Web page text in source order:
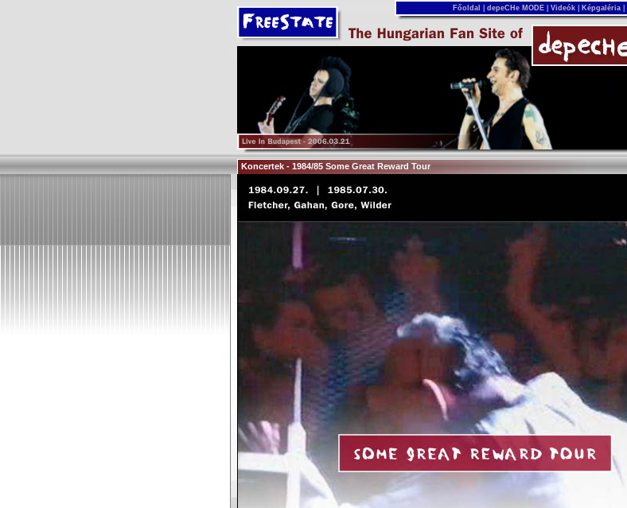
Főoldal depeCHe MODE Videók Képgaléria
Koncertek - 1984/85 Some Great Reward Tour